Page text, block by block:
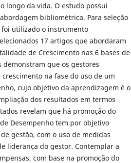
longo da vida. O estudo possui
bibliométrica. Para seleção
utilizado o instrumento
17 artigos que abordaram
de Crescimento nas 6 bases de
que os gestores
na fase do uso de um
cujo objetivo da aprendizagem é o
dos resultados em termos
revelam que há promoção do
Desempenho tem por objetivo
gestão, com o uso de medidas
liderança do gestor. Contemplar a
com base na promoção do